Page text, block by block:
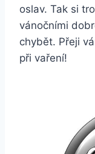
oslav. Tak si
vánočními
chybět. Přeji
při vaření!